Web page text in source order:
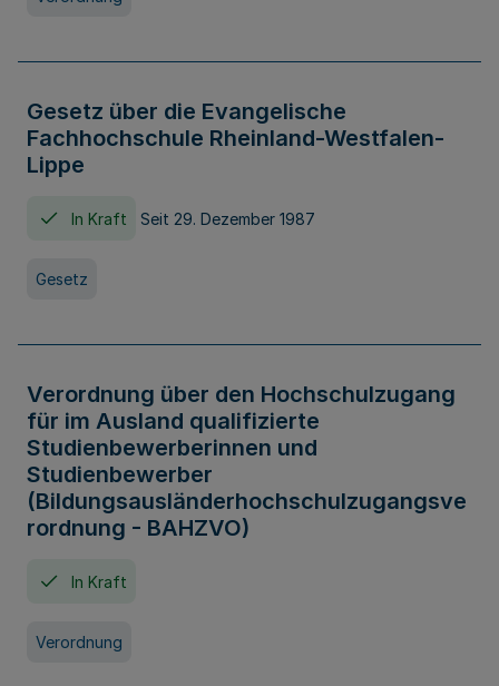
Gesetz über die Evangelische
Fachhochschule Rheinland-Westfalen-
Lippe
In Kraft Seit 29. Dezember 1987
Gesetz
Verordnung über den Hochschulzugang
für im Ausland qualifizierte
Studienbewerberinnen und
Studienbewerber
(Bildungsausländerhochschulzugangsve
rordnung - BAHZVO)
In Kraft
Verordnung